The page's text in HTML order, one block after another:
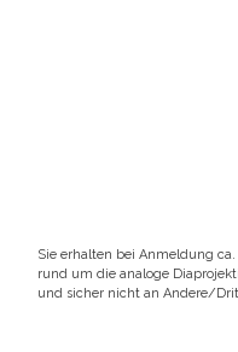
Sie erhalten bei Anmeldung
rund um die analoge
und sicher nicht an Andere/